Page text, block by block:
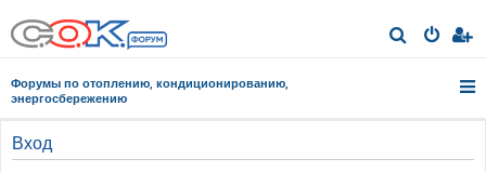
о
Форумы по отоплению, кондиционированию,
энергосбережению
Вход